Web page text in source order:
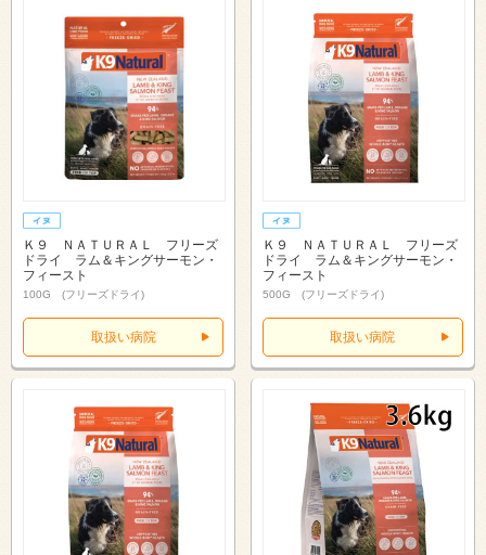
Ｋ９ ＮＡＴＵＲＡＬ フリーズ
ドライ ラム＆キングサーモン・
フィースト
100G (フリーズドライ)
取扱い病院
Ｋ９ ＮＡＴＵＲＡＬ フリーズ
ドライ ラム＆キングサーモン・
フィースト
500G (フリーズドライ)
取扱い病院